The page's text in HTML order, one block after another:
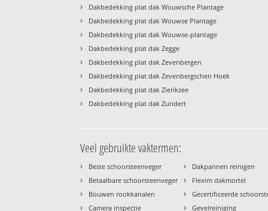
› Dakbedekking plat dak Wouwsche Plantage
› Dakbedekking plat dak Wouwse Plantage
› Dakbedekking plat dak Wouwse-plantage
› Dakbedekking plat dak Zegge
› Dakbedekking plat dak Zevenbergen
› Dakbedekking plat dak Zevenbergschen Hoek
› Dakbedekking plat dak Zierikzee
› Dakbedekking plat dak Zundert
Veel gebruikte vaktermen:
› Beste schoorsteenveger
› Betaalbare schoorsteenveger
› Bouwen rookkanalen
› Camera inspectie
› Dakpannen reinigen
› Flexim dakmortel
› Gecertificeerde
› Gevelreiniging